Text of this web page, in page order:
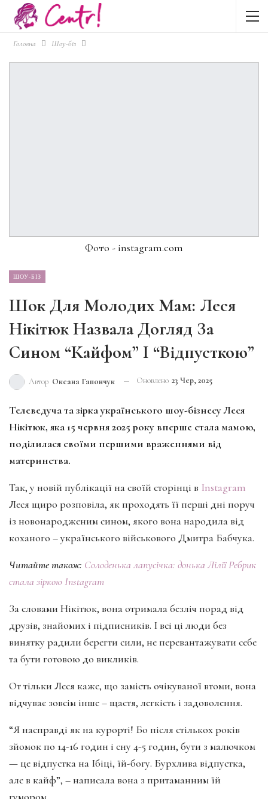
Головна Шоу-біз
Фото - instagram.com
ШОУ-БІЗ
Шок Для Молодих Мам: Леся
Нікітюк Назвала Догляд За
Сином “кайфом” І “відпусткою”
Автор Оксана Гапончук Оновлено 23 Чер, 2025
Телеведуча та зірка українського шоу-бізнесу Леся
Нікітюк, яка 15 червня 2025 року вперше стала мамою,
поділилася своїми першими враженнями від
материнства.
Так, у новій публікації на своїй сторінці в Instagram
Леся щиро розповіла, як проходять її перші дні поруч
із новонародженим сином, якого вона народила від
коханого – українського військового Дмитра Бабчука.
Читайте також: Солоденька лапусічка: донька Лілії Ребрик
стала зіркою Instagram
За словами Нікітюк, вона отримала безліч порад від
друзів, знайомих і підписників. І всі ці люди без
винятку радили берегти сили, не перевантажувати себе
та бути готовою до викликів.
От тільки Леся каже, що замість очікуваної втоми, вона
відчуває зовсім інше – щастя, легкість і задоволення.
“Я насправді як на курорті! Бо після стількох років
зйомок по 14-16 годин і сну 4-5 годин, бути з малючком
— це відпустка на Ібіці, їй-богу. Бурхлива відпустка,
але в кайф”, – написала вона з притаманним їй
гумором.